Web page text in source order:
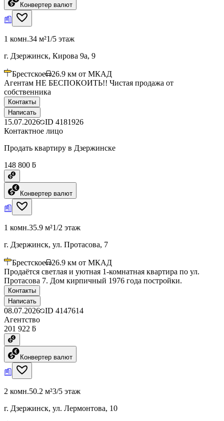
Конвертер валют
1 комн.34 м²1/5 этаж
г. Дзержинск, Кирова 9а, 9
Брестское 26.9 км от МКАД
Агентам НЕ БЕСПОКОИТЬ!! Чистая продажа от
собственника
Контакты
Написать
15.07.2026 ID 4181926
Контактное лицо
Продать квартиру в Дзержинске
148 800 ƃ
Конвертер валют
1 комн.35.9 м²1/2 этаж
г. Дзержинск, ул. Протасова, 7
Брестское 26.9 км от МКАД
Продаётся светлая и уютная 1-комнатная квартира по ул.
Протасова 7. Дом кирпичный 1976 года постройки.
Контакты
Написать
08.07.2026 ID 4147614
Агентство
201 922 ƃ
Конвертер валют
2 комн.50.2 м²3/5 этаж
г. Дзержинск, ул. Лермонтова, 10